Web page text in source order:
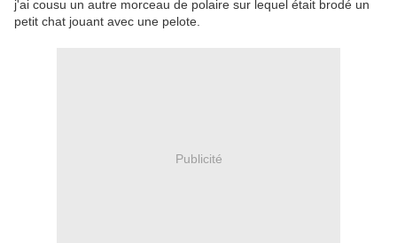
j'ai cousu un autre morceau de polaire sur lequel était brodé un
petit chat jouant avec une pelote.
Publicité